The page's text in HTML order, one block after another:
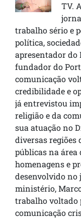
TV.
trabalho sério e
política,
apresentador do
fundador do
comunicação
credibilidade e
já entrevistou
religião e da
sua atuação no
diversas regiões
públicas na área
homenagens e
desenvolvido no
ministério,
trabalho voltado
comunicação